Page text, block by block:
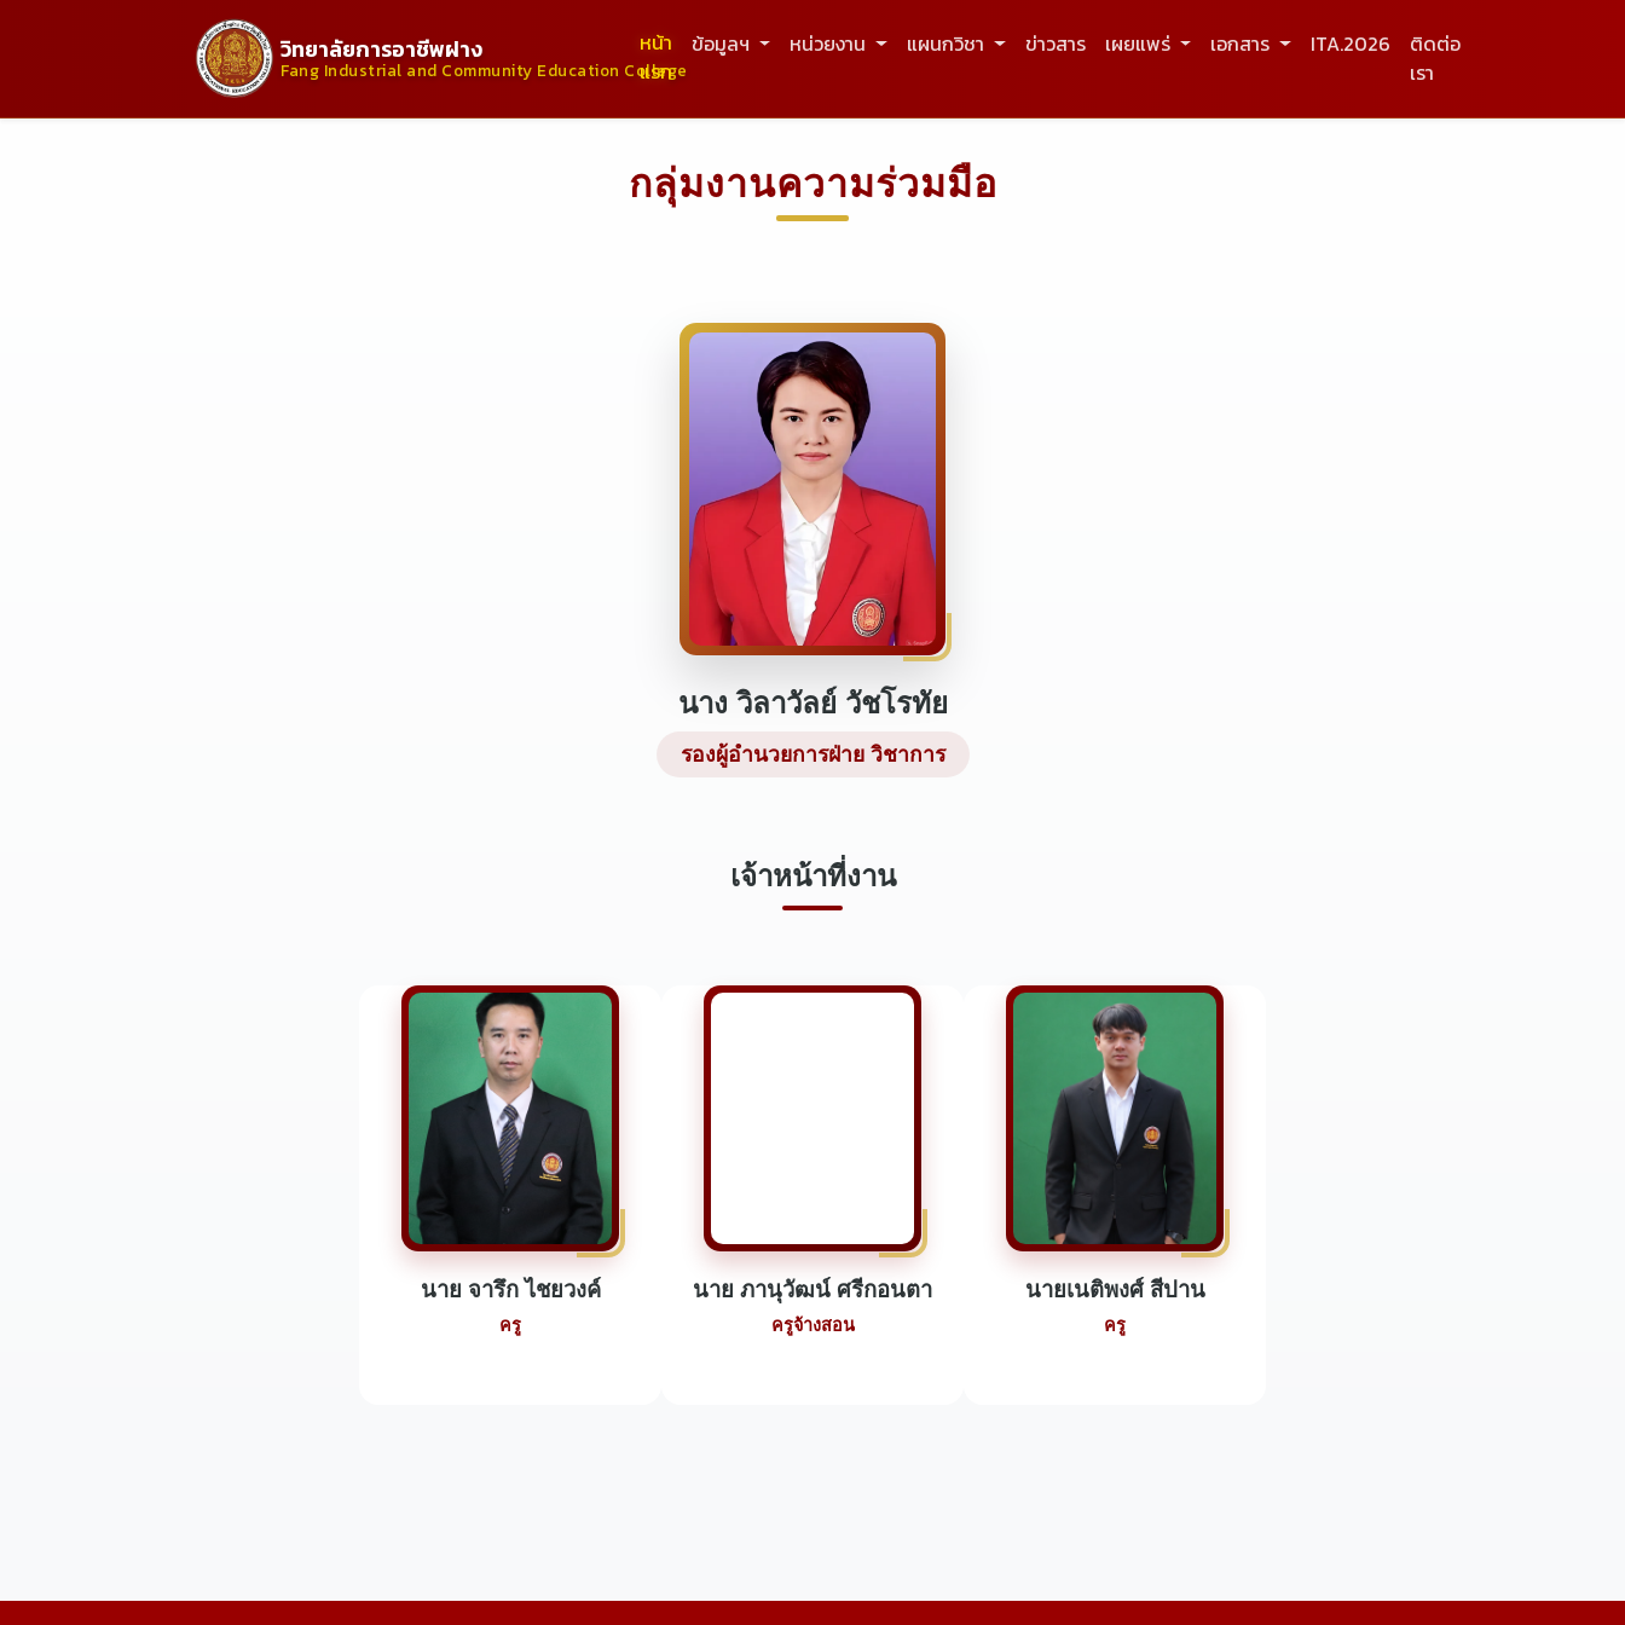
วิทยาลัยการอาชีพฝาง
Fang Industrial and Community Education College
หน้า
แรก
ข้อมูลฯ หน่วยงาน แผนกวิชา ข่าวสาร เผยแพร่ เอกสาร ITA.2026
ติดต่อ
เรา
กลุ่มงานความร่วมมือ
นาง วิลาวัลย์ วัชโรทัย
รองผู้อำนวยการฝ่าย วิชาการ
เจ้าหน้าที่งาน
นาย จารึก ไชยวงค์
ครู
นาย ภานุวัฒน์ ศรีกอนตา
ครูจ้างสอน
นายเนติพงศ์ สีปาน
ครู